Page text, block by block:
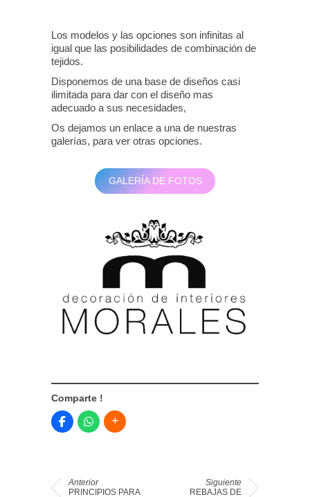
Los modelos y las opciones son infinitas al
igual que las posibilidades de combinación de
tejidos.
Disponemos de una base de diseños casi
ilimitada para dar con el diseño mas
adecuado a sus necesidades,
Os dejamos un enlace a una de nuestras
galerías, para ver otras opciones.
GALERÍA DE FOTOS
Comparte !
Anterior
PRINCIPIOS PARA
Siguiente
REBAJAS DE